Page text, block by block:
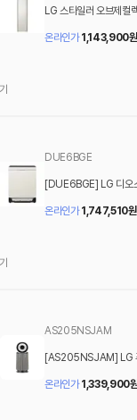
LG 스타일러 오브제컬
온라인가 1,143,900원
DUE6BGE
[DUE6BGE] LG 디오
온라인가 1,747,510원
AS205NSJAM
[AS205NSJAM] LG
온라인가 1,339,900